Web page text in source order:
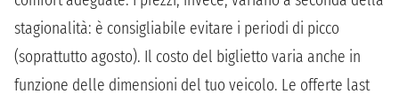
stagionalità: è consigliabile evitare i periodi di picco
(soprattutto agosto). Il costo del biglietto varia anche in
funzione delle dimensioni del tuo veicolo. Le offerte last